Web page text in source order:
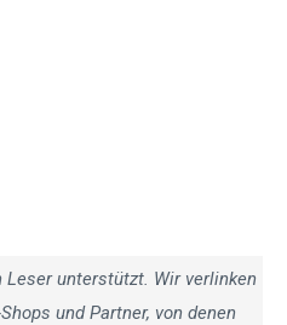
Leser unterstützt. Wir verlinken
und Partner, von denen